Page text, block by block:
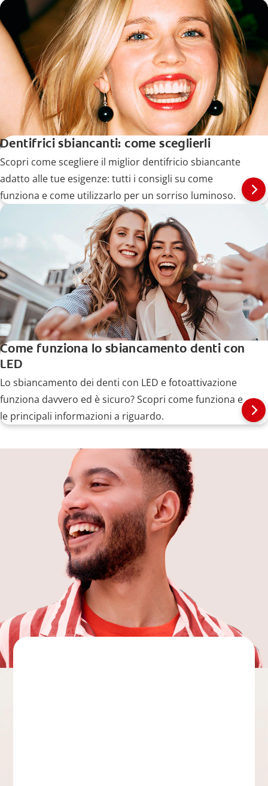
Dentifrici sbiancanti: come sceglierli
Scopri come scegliere il miglior dentifricio sbiancante
adatto alle tue esigenze: tutti i consigli su come
funziona e come utilizzarlo per un sorriso luminoso.
Come funziona lo sbiancamento denti con
LED
Lo sbiancamento dei denti con LED e fotoattivazione
funziona davvero ed è sicuro? Scopri come funziona e
le principali informazioni a riguardo.